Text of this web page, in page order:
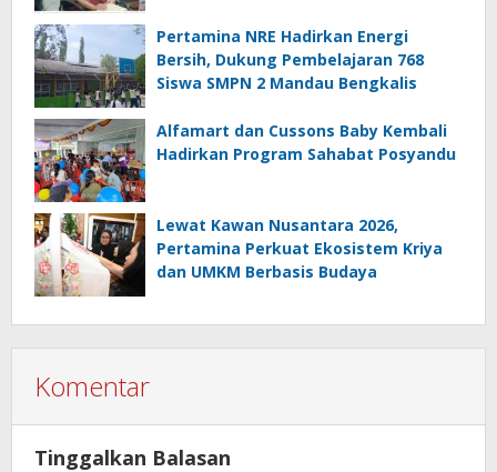
Pertamina NRE Hadirkan Energi
Bersih, Dukung Pembelajaran 768
Siswa SMPN 2 Mandau Bengkalis
Alfamart dan Cussons Baby Kembali
Hadirkan Program Sahabat Posyandu
Lewat Kawan Nusantara 2026,
Pertamina Perkuat Ekosistem Kriya
dan UMKM Berbasis Budaya
Komentar
Tinggalkan Balasan